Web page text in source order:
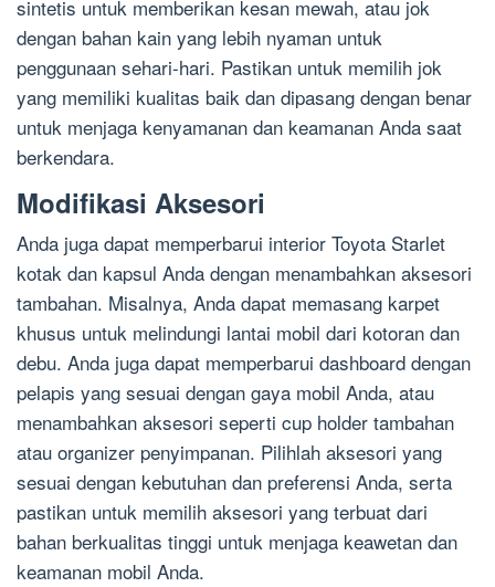
sintetis untuk memberikan kesan mewah, atau jok
dengan bahan kain yang lebih nyaman untuk
penggunaan sehari-hari. Pastikan untuk memilih jok
yang memiliki kualitas baik dan dipasang dengan benar
untuk menjaga kenyamanan dan keamanan Anda saat
berkendara.
Modifikasi Aksesori
Anda juga dapat memperbarui interior Toyota Starlet
kotak dan kapsul Anda dengan menambahkan aksesori
tambahan. Misalnya, Anda dapat memasang karpet
khusus untuk melindungi lantai mobil dari kotoran dan
debu. Anda juga dapat memperbarui dashboard dengan
pelapis yang sesuai dengan gaya mobil Anda, atau
menambahkan aksesori seperti cup holder tambahan
atau organizer penyimpanan. Pilihlah aksesori yang
sesuai dengan kebutuhan dan preferensi Anda, serta
pastikan untuk memilih aksesori yang terbuat dari
bahan berkualitas tinggi untuk menjaga keawetan dan
keamanan mobil Anda.